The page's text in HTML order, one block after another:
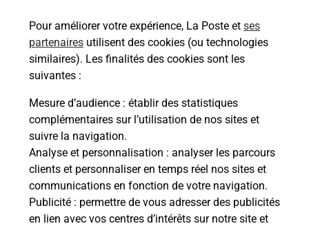
Pour améliorer votre expérience, La Poste et ses
partenaires utilisent des cookies (ou technologies
similaires). Les finalités des cookies sont les
suivantes :
Mesure d’audience : établir des statistiques
complémentaires sur l’utilisation de nos sites et
suivre la navigation.
Analyse et personnalisation : analyser les parcours
clients et personnaliser en temps réel nos sites et
communications en fonction de votre navigation.
Publicité : permettre de vous adresser des publicités
en lien avec vos centres d’intérêts sur notre site et
La téléassistance classique avec
médaillon d’alarme qu’est ce que
c’est ?
Comment fonctionne la
téléassistance classique ?
Comment est installée la
téléassistance classique ?